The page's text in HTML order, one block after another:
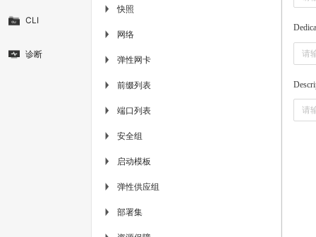
CLI
诊断
▶ 快照
▶ 网络
▶ 弹性网卡
▶ 前缀列表
▶ 端口列表
▶ 安全组
▶ 启动模板
▶ 弹性供应组
▶ 部署集